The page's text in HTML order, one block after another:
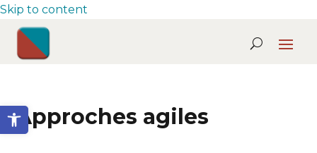
Skip to content
Ouvrir la barre d’outils
Approches agiles